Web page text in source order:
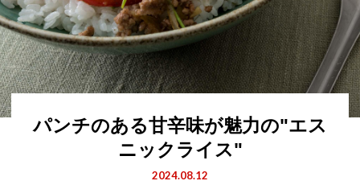
パンチのある甘辛味が魅力の"エス
ニックライス"
2024.08.12